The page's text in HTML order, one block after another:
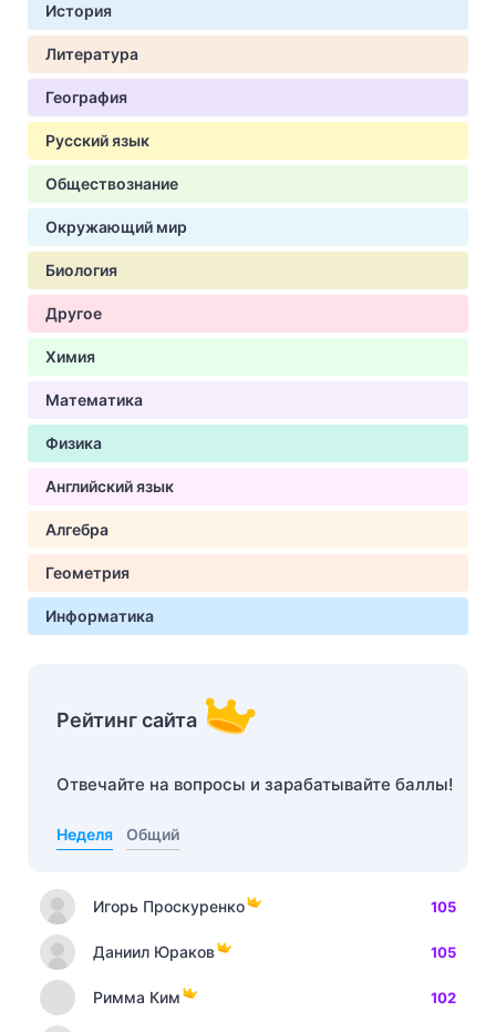
История
Литература
География
Русский язык
Обществознание
Окружающий мир
Биология
Другое
Химия
Математика
Физика
Английский язык
Алгебра
Геометрия
Информатика
Рейтинг сайта
Отвечайте на вопросы и зарабатывайте баллы!
Неделя Общий
Игорь Проскуренко 105
Даниил Юраков 105
Римма Ким 102